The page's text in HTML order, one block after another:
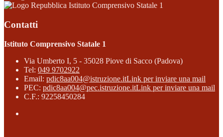
Istituto Comprensivo Statale 1
Contatti
Istituto Comprensivo Statale 1
Via Umberto I, 5 - 35028 Piove di Sacco (Padova)
Tel: 049 9702922
Email: pdic8aa004@istruzione.itLink per inviare una mail
PEC: pdic8aa004@pec.istruzione.itLink per inviare una mail
C.F.: 92258450284